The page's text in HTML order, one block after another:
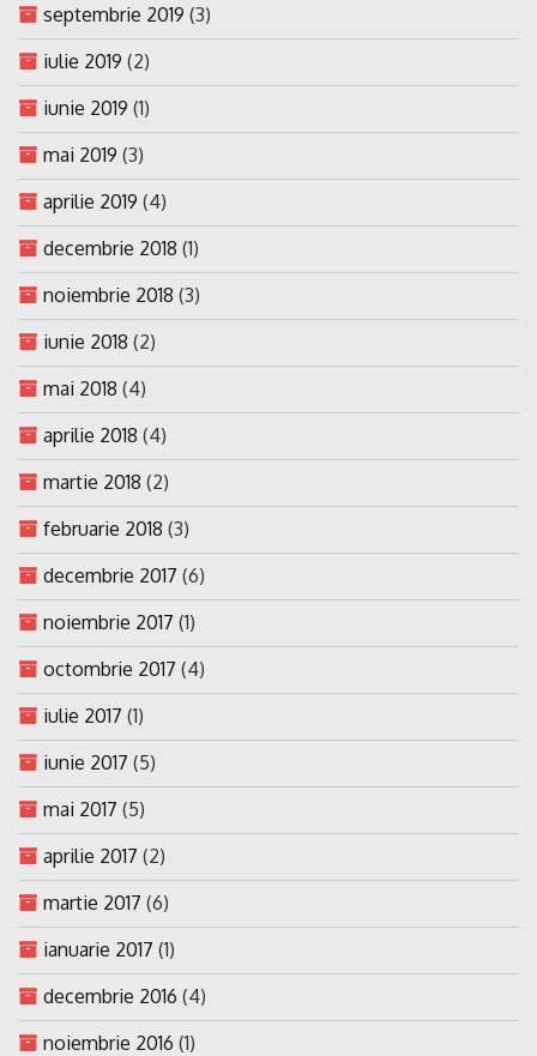
septembrie 2019 (3)
iulie 2019 (2)
iunie 2019 (1)
mai 2019 (3)
aprilie 2019 (4)
decembrie 2018 (1)
noiembrie 2018 (3)
iunie 2018 (2)
mai 2018 (4)
aprilie 2018 (4)
martie 2018 (2)
februarie 2018 (3)
decembrie 2017 (6)
noiembrie 2017 (1)
octombrie 2017 (4)
iulie 2017 (1)
iunie 2017 (5)
mai 2017 (5)
aprilie 2017 (2)
martie 2017 (6)
ianuarie 2017 (1)
decembrie 2016 (4)
noiembrie 2016 (1)